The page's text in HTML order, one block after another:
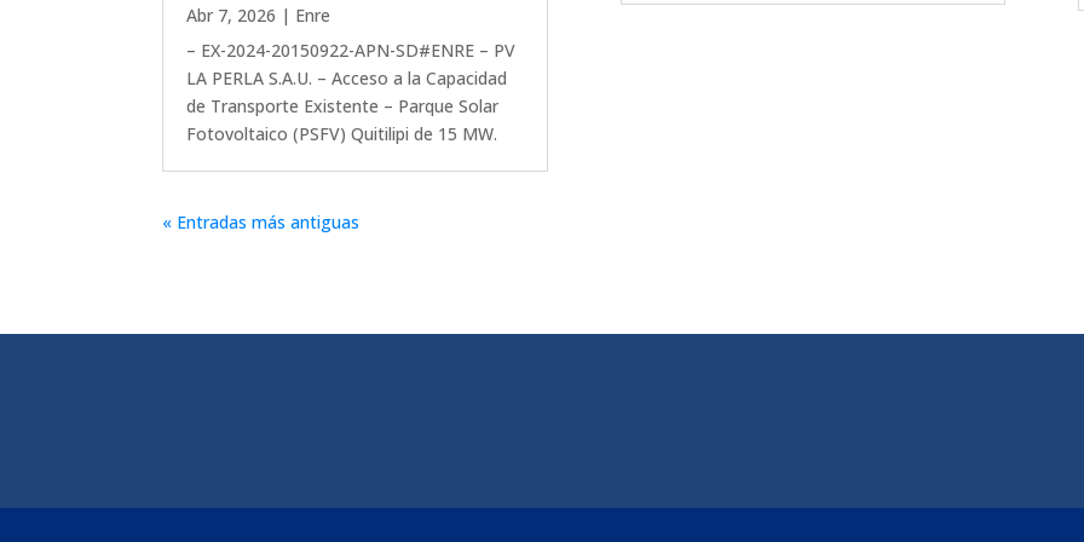
Abr 7, 2026 | Enre
– EX-2024-20150922-APN-SD#ENRE – PV
LA PERLA S.A.U. – Acceso a la Capacidad
de Transporte Existente – Parque Solar
Fotovoltaico (PSFV) Quitilipi de 15 MW.
« Entradas más antiguas